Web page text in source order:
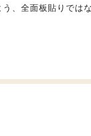
、全面板貼りでは